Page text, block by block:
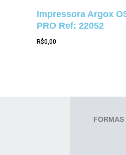
Impressora Argox
PRO Ref: 22052
R$0,00
FORMAS